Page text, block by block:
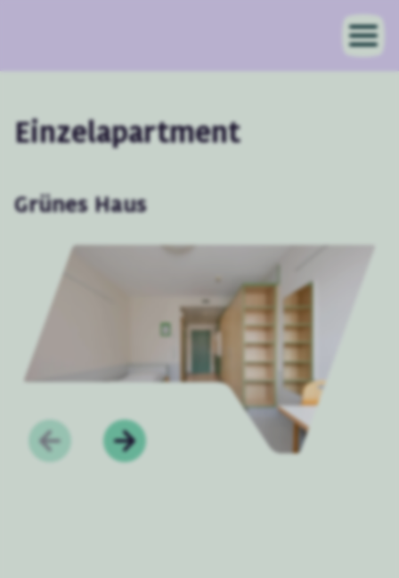
Einzelapartment
Grünes Haus